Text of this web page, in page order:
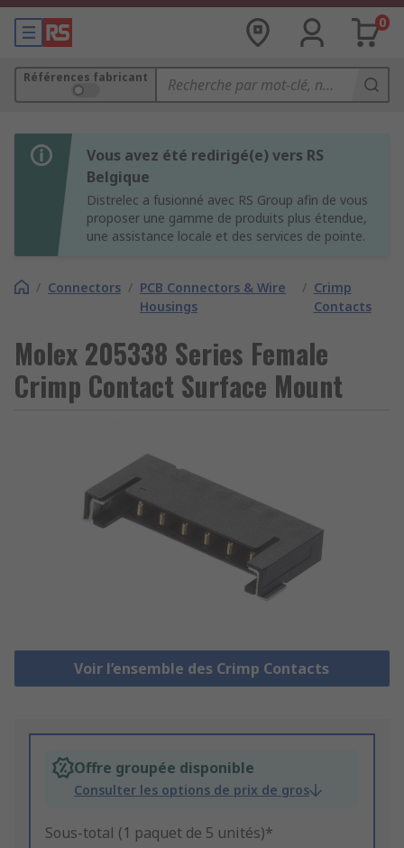
0
Références fabricant
Vous avez été redirigé(e) vers RS
Belgique
Distrelec a fusionné avec RS Group afin de vous
proposer une gamme de produits plus étendue,
une assistance locale et des services de pointe.
/ Connectors / PCB Connectors & Wire
Housings
/ Crimp
Contacts
Molex 205338 Series Female
Crimp Contact Surface Mount
Voir l’ensemble des Crimp Contacts
Offre groupée disponible
Consulter les options de prix de gros
Sous-total (1 paquet de 5 unités)*